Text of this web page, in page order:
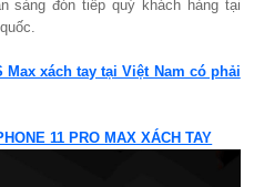
sàng đón tiếp quý khách hàng tại
Max xách tay tại Việt Nam có phải
11 PRO MAX XÁCH TAY